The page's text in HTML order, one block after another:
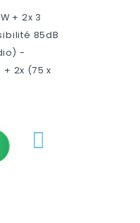
+ 2x 3
85dB
-
2x (75 x